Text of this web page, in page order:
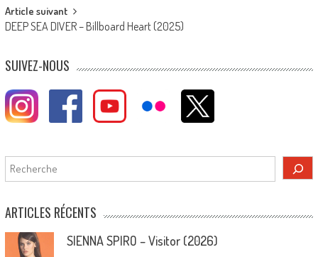
Article suivant
DEEP SEA DIVER – Billboard Heart (2025)
SUIVEZ-NOUS
Rechercher
ARTICLES RÉCENTS
SIENNA SPIRO – Visitor (2026)